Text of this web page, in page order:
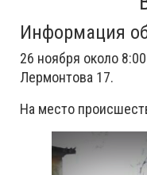
Информация
26 ноября около
Лермонтова 17.
На место